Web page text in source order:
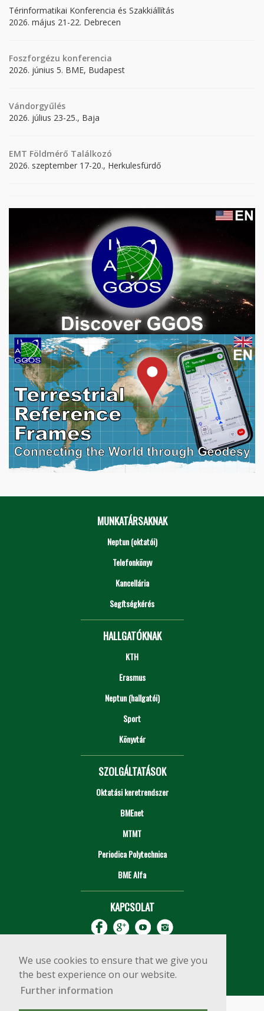
We use cookies to ensure that we give you
the best experience on our website.
Further information
Térinformatikai Konferencia és Szakkiállítás
2026. május 21-22. Debrecen
Foszforgézu konferencia
2026. június 5. BME, Budapest
Vándorgyűlés
2026. július 23-25., Baja
EMT Földmérő Találkozó
2026. szeptember 17-20., Herkulesfürdő
MUNKATÁRSAKNAK
Neptun (oktatói)
Telefonkönyv
Kancellária
Segítségkérés
HALLGATÓKNAK
KTH
Erasmus
Neptun (hallgatói)
Sport
Könyvtár
SZOLGÁLTATÁSOK
Oktatási keretrendszer
BMEnet
MTMT
Periodica Polytechnica
BME Alfa
KAPCSOLAT